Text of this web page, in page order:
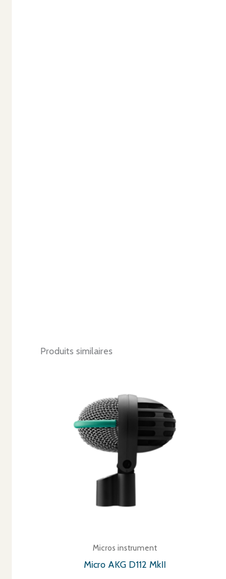
Produits similaires
Micros instrument
Micro AKG D112 MkII